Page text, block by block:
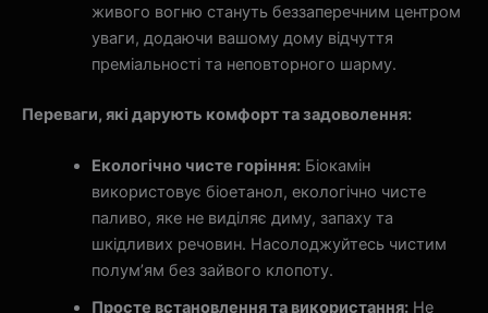
живого вогню стануть беззаперечним центром
уваги, додаючи вашому дому відчуття
преміальності та неповторного шарму.
Переваги, які дарують комфорт та задоволення:
Екологічно чисте горіння:Біокамін
використовує біоетанол, екологічно чисте
паливо, яке не виділяє диму, запаху та
шкідливих речовин. Насолоджуйтесь чистим
полум’ям без зайвого клопоту.
Просте встановлення та використання:Не